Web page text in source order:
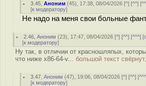
3.45 ,Аноним (45), 17:38, 08/04/2026 [^] [^^] [
[к модератору]
Не надо на меня свои больные
2.46 ,Аноним (23), 17:47, 08/04/2026 [^] [^^] [^^^] [
[к модератору]
Ну так, в отличии от красношляпых,
что ниже x86-64-v... большой текст свёрнут,
3.47 ,Аноним (47), 19:06, 08/04/2026 [^] [^^] [
[к модератору]